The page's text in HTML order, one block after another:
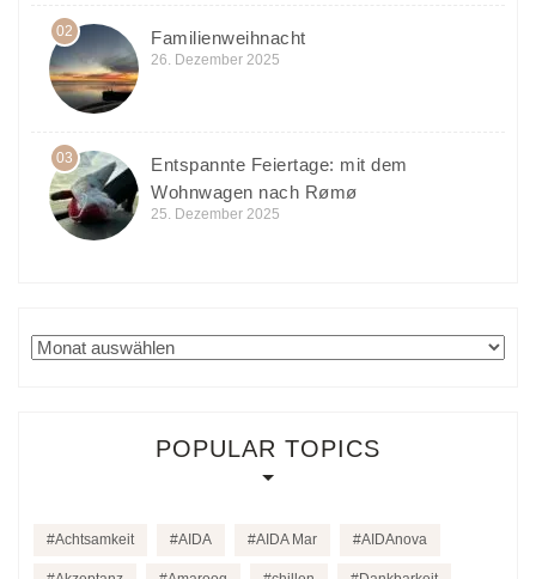
02 Familienweihnacht
26. Dezember 2025
03
Entspannte Feiertage: mit dem
Wohnwagen nach Rømø
25. Dezember 2025
Archiv
POPULAR TOPICS
Achtsamkeit AIDA AIDA Mar AIDAnova